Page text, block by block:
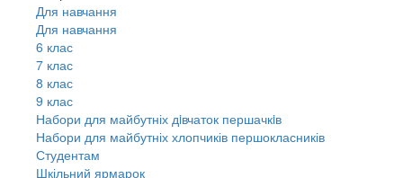
Для навчання
Для навчання
6 клас
7 клас
8 клас
9 клас
Набори для майбутніх дiвчаток першачкiв
Набори для майбутніх хлопчиків першокласників
Студентам
Шкільний ярмарок